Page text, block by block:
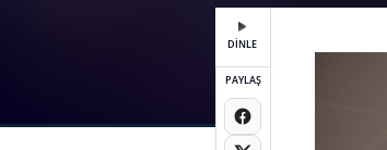
PAYLAŞ
DİNLE